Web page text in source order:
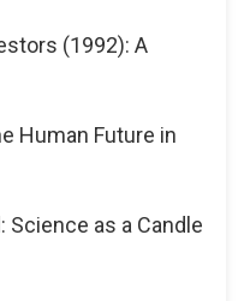
(1992): A
Human Future in
Science as a Candle